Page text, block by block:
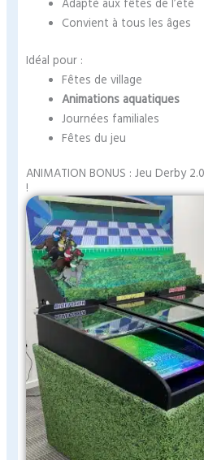
Adapté aux fêtes de l’été
Convient à tous les âges
Idéal pour :
Fêtes de village
Animations aquatiques
Journées familiales
Fêtes du jeu
ANIMATION BONUS : Jeu Derby
!